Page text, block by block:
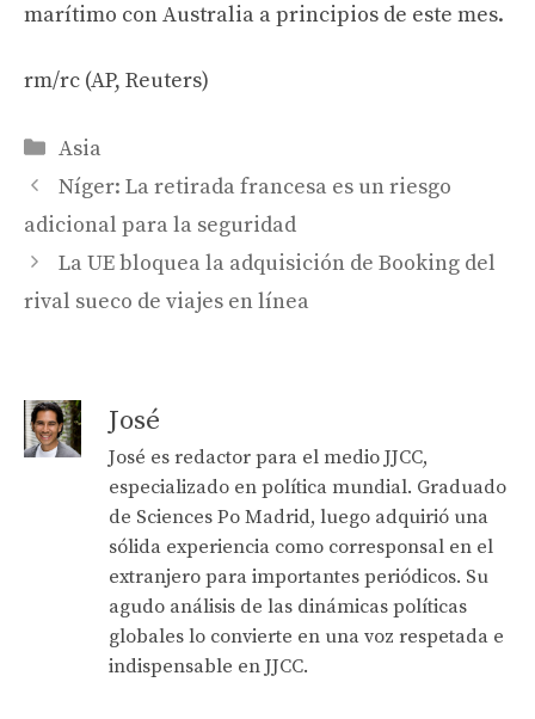
marítimo con Australia a principios de este mes.
rm/rc (AP, Reuters)
Categories
Asia
Níger: La retirada francesa es un riesgo
adicional para la seguridad
La UE bloquea la adquisición de Booking del
rival sueco de viajes en línea
José
José es redactor para el medio JJCC,
especializado en política mundial. Graduado
de Sciences Po Madrid, luego adquirió una
sólida experiencia como corresponsal en el
extranjero para importantes periódicos. Su
agudo análisis de las dinámicas políticas
globales lo convierte en una voz respetada e
indispensable en JJCC.